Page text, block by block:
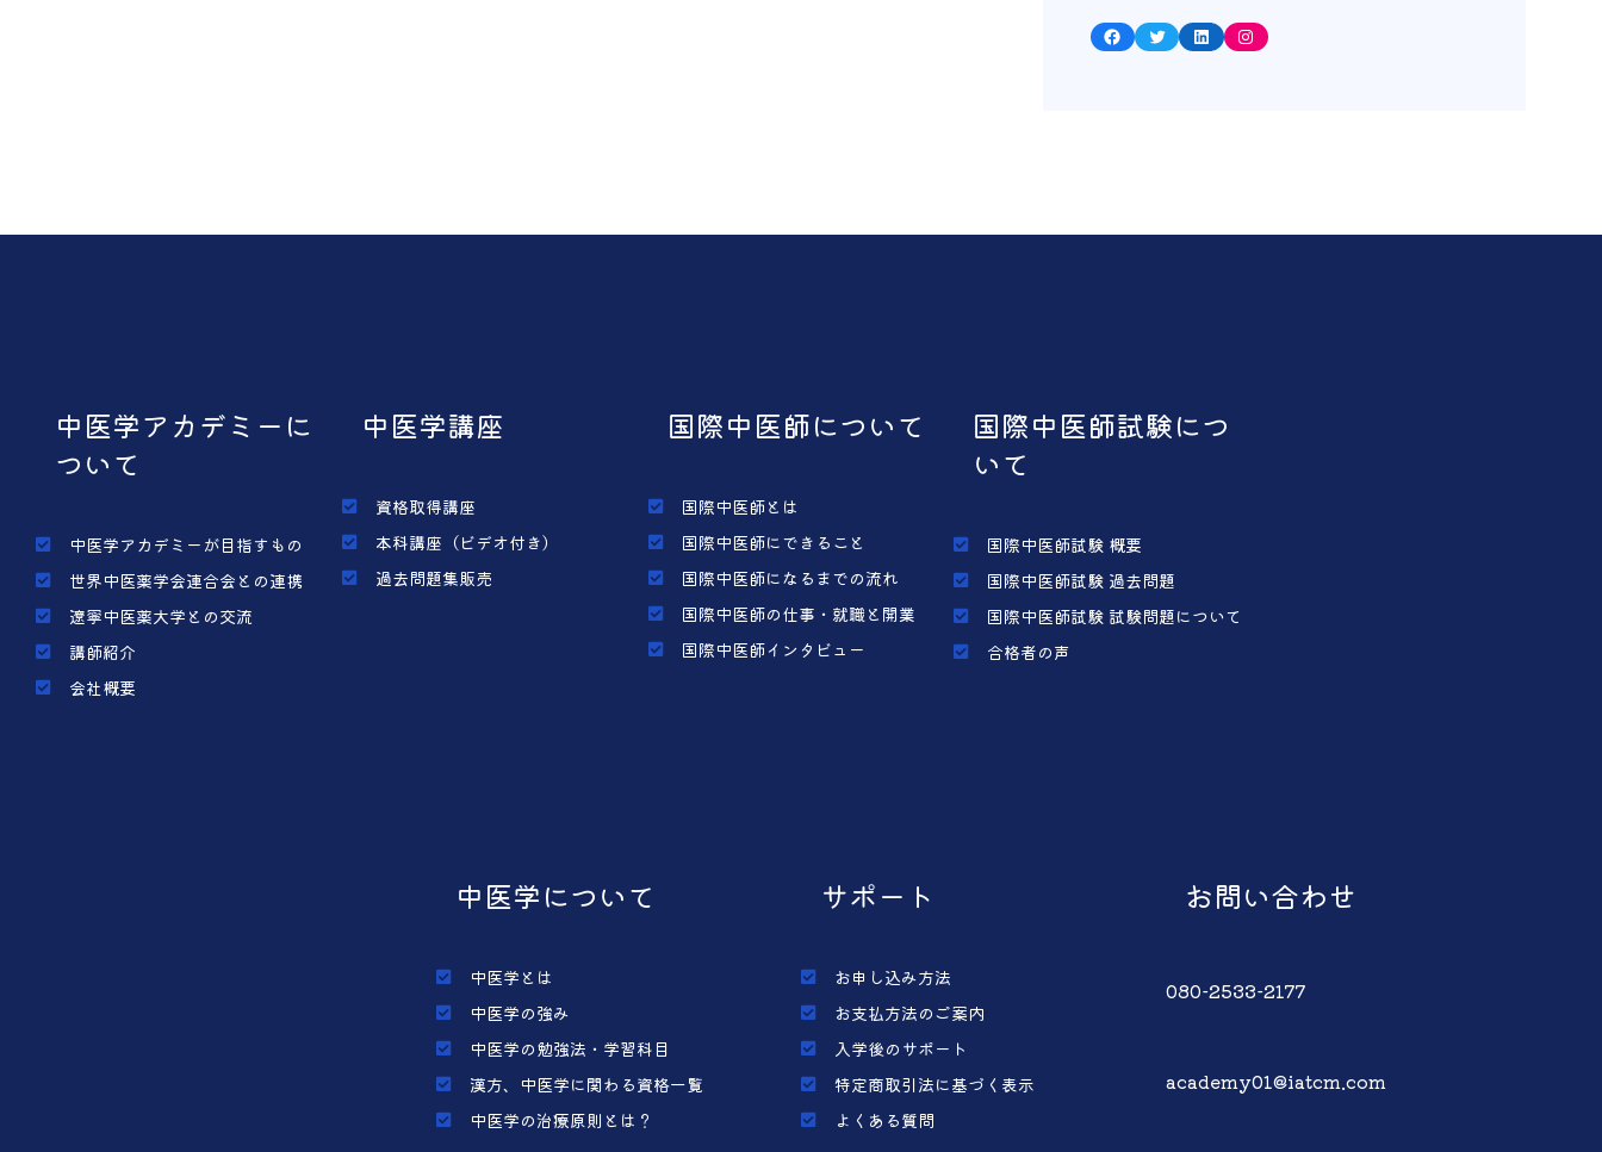
Facebook Twitter LinkedIn Instagram
中医学アカデミーに
ついて
中医学アカデミーが目指すもの
世界中医薬学会連合会との連携
遼寧中医薬大学との交流
講師紹介
会社概要
中医学講座
資格取得講座
本科講座（ビデオ付き）
過去問題集販売
国際中医師について
国際中医師とは
国際中医師にできること
国際中医師になるまでの流れ
国際中医師の仕事・就職と開業
国際中医師インタビュー
国際中医師試験につ
いて
国際中医師試験 概要
国際中医師試験 過去問題
国際中医師試験 試験問題について
合格者の声
中医学について
中医学とは
中医学の強み
中医学の勉強法・学習科目
漢方、中医学に関わる資格一覧
中医学の治療原則とは？
サポート
お申し込み方法
お支払方法のご案内
入学後のサポート
特定商取引法に基づく表示
よくある質問
お問い合わせ
080-2533-2177
academy01@iatcm.com